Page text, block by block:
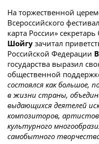
На торжественной
Всероссийского
карта России»
Шойгу зачитал
Российской Федерации
государства выразил
общественной
состоялся как большое,
в жизни страны,
выдающихся деятелей
композиторов, артистов
культурного
самобытного